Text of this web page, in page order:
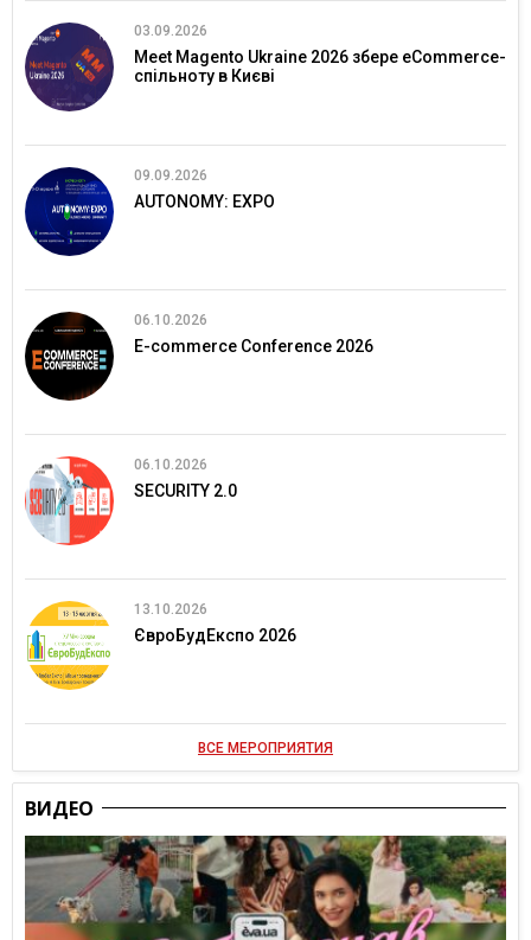
03.09.2026
Meet Magento Ukraine 2026 збере eCommerce-
спільноту в Києві
09.09.2026
AUTONOMY: EXPO
06.10.2026
E-commerce Conference 2026
06.10.2026
SECURITY 2.0
13.10.2026
ЄвроБудЕкспо 2026
ВСЕ МЕРОПРИЯТИЯ
ВИДЕО